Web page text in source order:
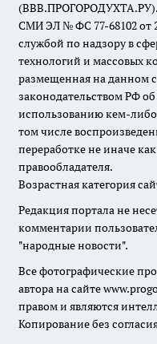
(ВВВ.ПРОГОРОДУХТА.РУ).
СМИ ЭЛ № ФС 77-68102 от
службой по надзору в
технологий и массовых
размещенная на данном
законодательством РФ
использованию кем-
том числе
переработке не иначе
правообладателя.
Возрастная категория
Редакция портала не
комментарии
"народные новости".
Все фотографические
автора на сайте
правом и являются
Копирование без